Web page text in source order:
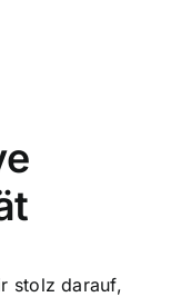
stolz darauf,